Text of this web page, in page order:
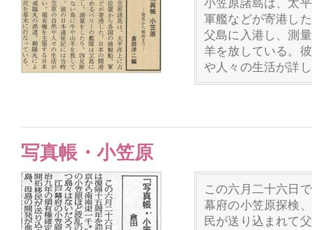
小笠原諸島は、太
軍艦などが寄港し
父島に入港し、測
羊を放している。
や人々の生活が詳
写真帳・小笠原
この六月二十六日
幕府の小笠原探検
民が送り込まれて